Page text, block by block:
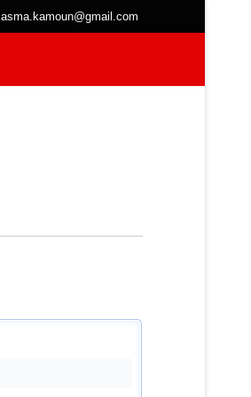
asma.kamoun@gmail.com